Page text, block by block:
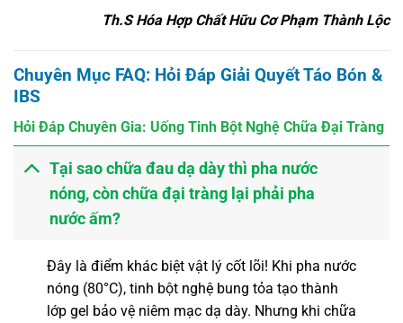
Th.S Hóa Hợp Chất Hữu Cơ Phạm Thành Lộc
Chuyên Mục FAQ: Hỏi Đáp Giải Quyết Táo Bón &
IBS
Hỏi Đáp Chuyên Gia: Uống Tinh Bột Nghệ Chữa Đại Tràng
Tại sao chữa đau dạ dày thì pha nước
nóng, còn chữa đại tràng lại phải pha
nước ấm?
Đây là điểm khác biệt vật lý cốt lõi! Khi pha nước
nóng (80°C), tinh bột nghệ bung tỏa tạo thành
lớp gel bảo vệ niêm mạc dạ dày. Nhưng khi chữa